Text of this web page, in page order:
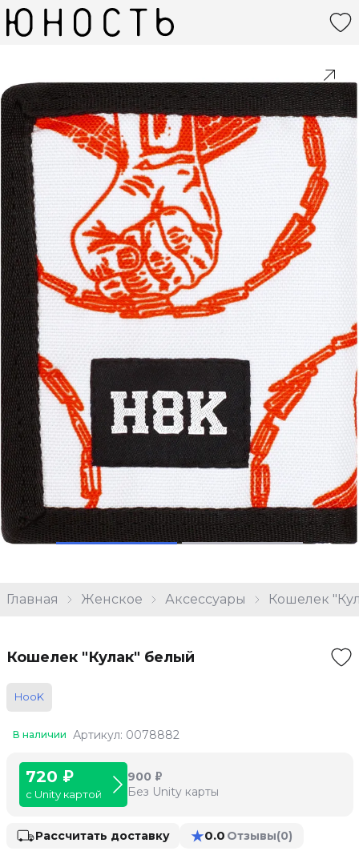
Главная Женское Аксессуары Кошелек
Кошелек "Кулак" белый
HooK
В наличии Артикул: 0078882
720 ₽
с Unity картой
900 ₽
Без Unity карты
Рассчитать доставку ★0.0 Отзывы(0)